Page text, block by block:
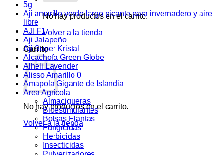
No hay productos en el carrito.
Volver a la tienda
Carrito
No hay productos en el carrito.
Volver a la tienda
5g
Aji amarillo verde largo picante para invernadero y aire
libre
AJI F1
Aji Jalapeño
Aji Super Kristal
Alcachofa Green Globe
Alheli Lavender
Alisso Amarillo 0
Amapola Gigante de Islandia
Area Agrícola
Almacigueras
Bioestimulantes
Bolsas Plantas
Fungicidas
Herbicidas
Insecticidas